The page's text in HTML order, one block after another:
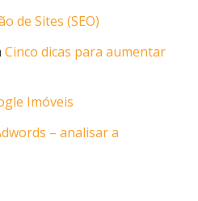
de Sites (SEO)
Cinco dicas para aumentar
Imóveis
– analisar a